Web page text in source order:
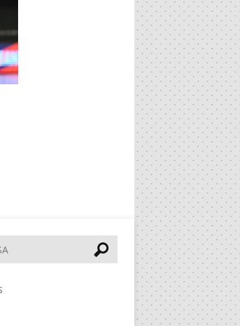
Pesquisar